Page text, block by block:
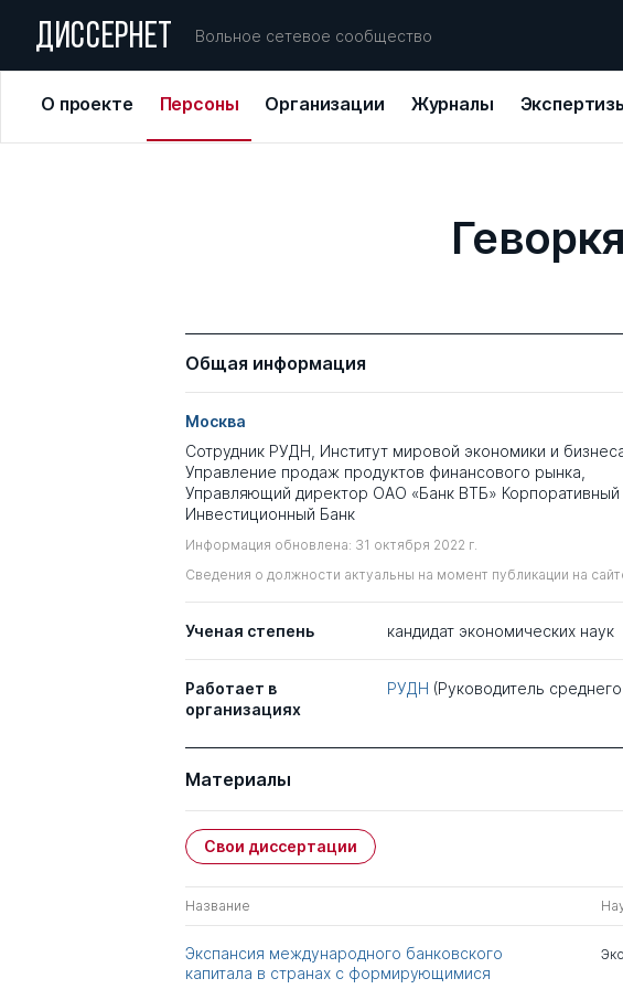
ДИССЕРНЕТ Вольное сетевое сообщество
О проекте Персоны Организации Журналы
Общая информация
Москва
Сотрудник РУДН, Институт мировой экономики и
Управление продаж продуктов финансового рынка,
Управляющий директор ОАО «Банк ВТБ» Корпоративный
Инвестиционный Банк
Информация обновлена: 31 октября 2022 г.
Сведения о должности актуальны на момент публикации на
Ученая степень кандидат экономических наук
Работает в
организациях
РУДН (Руководитель
Материалы
Свои диссертации
Название
Экспансия международного банковского
капитала в странах с формирующимися